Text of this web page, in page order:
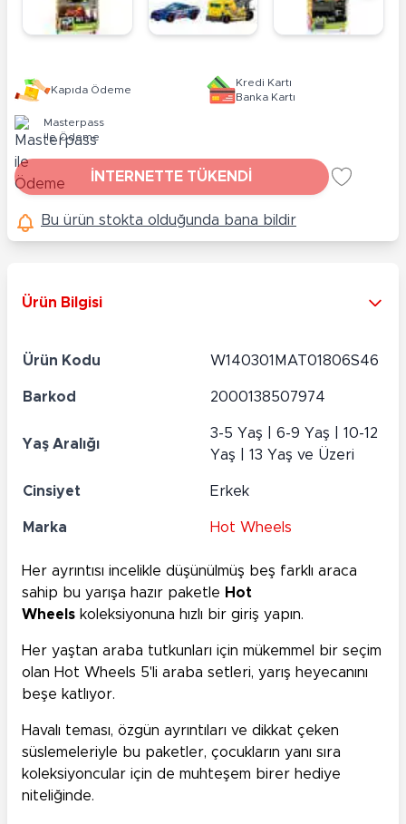
Kapıda Ödeme
Kredi Kartı
Banka Kartı
Masterpass
ile Ödeme
İNTERNETTE TÜKENDİ
Bu ürün stokta olduğunda bana bildir
Ürün Bilgisi
Ürün Kodu W140301MAT01806S46
Barkod 2000138507974
Yaş Aralığı
3-5 Yaş | 6-9 Yaş | 10-12
Yaş | 13 Yaş ve Üzeri
Cinsiyet Erkek
Marka Hot Wheels
Her ayrıntısı incelikle düşünülmüş beş farklı araca
sahip bu yarışa hazır paketle Hot
Wheels koleksiyonuna hızlı bir giriş yapın.
Her yaştan araba tutkunları için mükemmel bir seçim
olan Hot Wheels 5'li araba setleri, yarış heyecanını
beşe katlıyor.
Havalı teması, özgün ayrıntıları ve dikkat çeken
süslemeleriyle bu paketler, çocukların yanı sıra
koleksiyoncular için de muhteşem birer hediye
niteliğinde.